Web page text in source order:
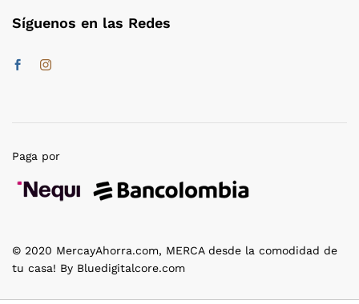
Síguenos en las Redes
© 2020 MercayAhorra.com, MERCA desde la comodidad de
tu casa! By Bluedigitalcore.com
Paga por